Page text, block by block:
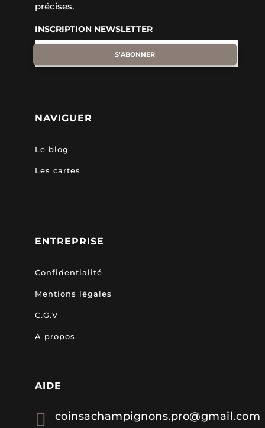
précises.
INSCRIPTION NEWSLETTER
S'ABONNER
NAVIGUER
Le blog
Les cartes
ENTREPRISE
Confidentialité
Mentions légales
C.G.V
A propos
AIDE
 coinsachampignons.pro@gmail.com